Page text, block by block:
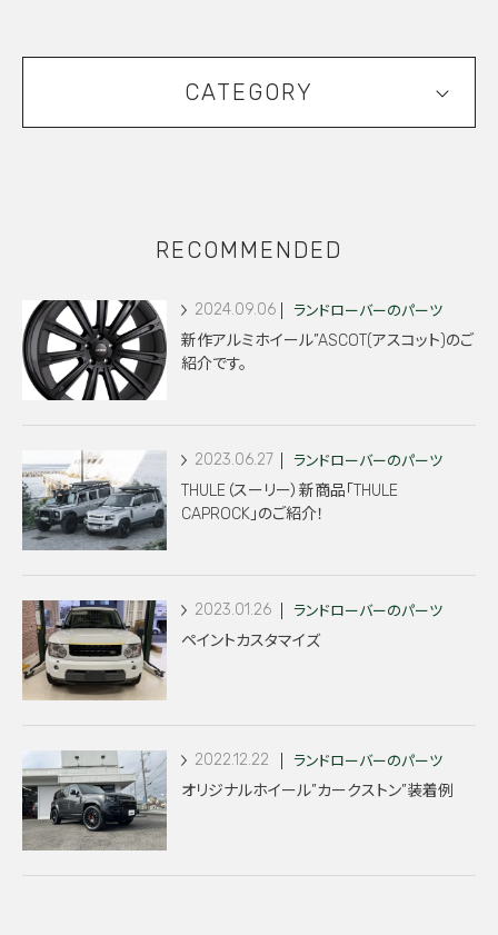
CATEGORY
RECOMMENDED
2024.09.06 ランドローバーのパーツ
新作アルミホイール”ASCOT(アスコット)のご
紹介です。
2023.06.27 ランドローバーのパーツ
THULE（スーリー）新商品「THULE
CAPROCK」のご紹介！
2023.01.26 ランドローバーのパーツ
ペイントカスタマイズ
2022.12.22 ランドローバーのパーツ
オリジナルホイール”カークストン”装着例